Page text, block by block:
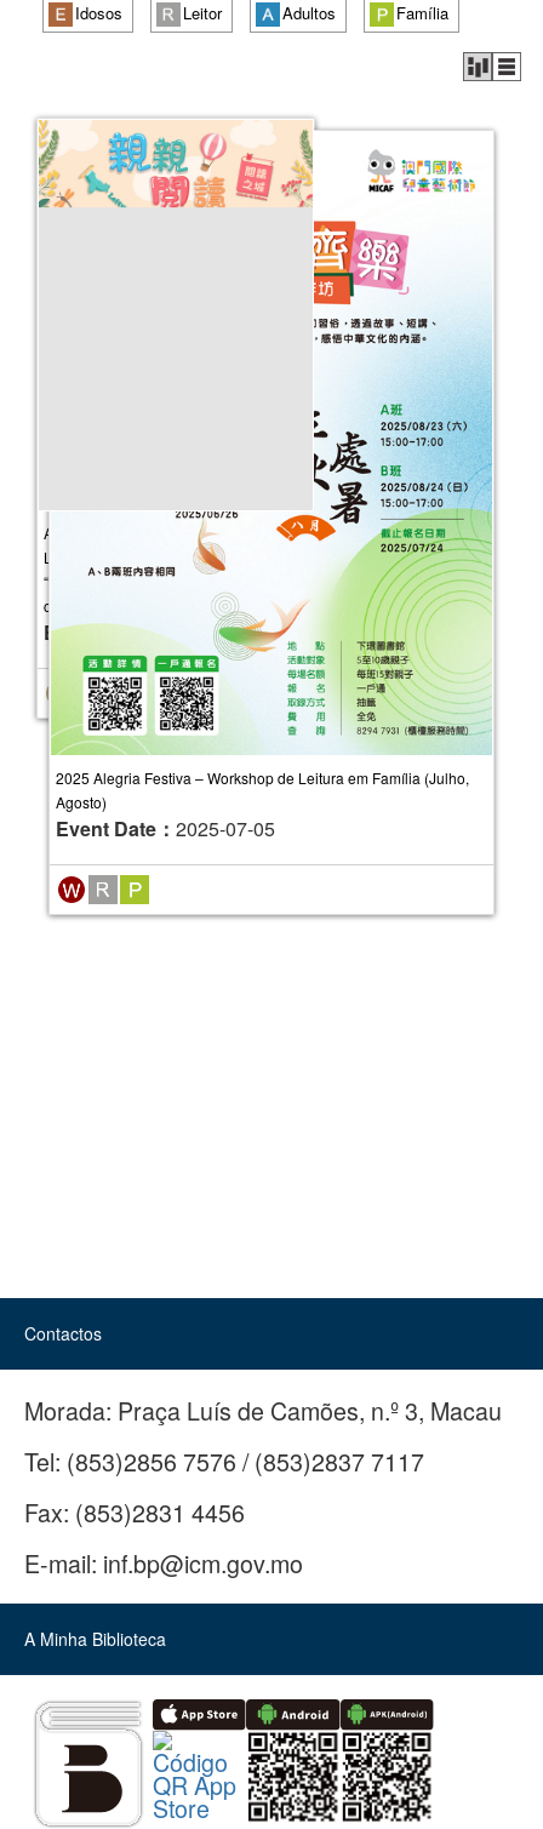
Idosos Leitor Adultos Família
2025 Alegria Festiva – Workshop de Leitura em Família (Julho,
Agosto)
Event Date： 2025-07-05
A Série de Actividades da Cidade da
Leitura: Leitura para bebés e crianças -
“Programa de leitura para bebés e
crianças”
Event Date：2023-07-01
Contactos
Morada: Praça Luís de Camões, n.º 3, Macau
Tel: (853)2856 7576 / (853)2837 7117
Fax: (853)2831 4456
E-mail: inf.bp@icm.gov.mo
A Minha Biblioteca